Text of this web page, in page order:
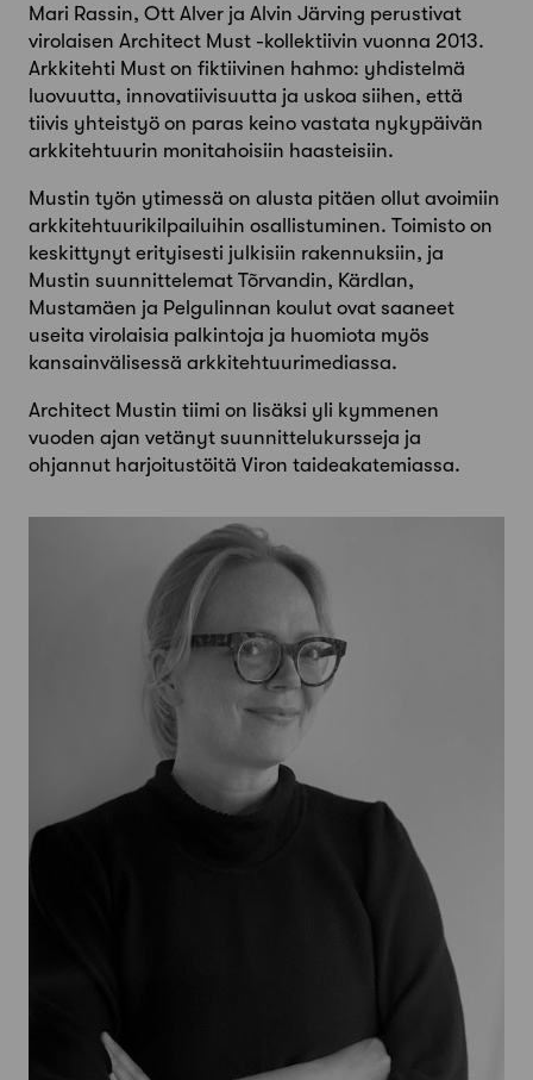
Mari Rassin, Ott Alver ja Alvin Järving perustivat
virolaisen Architect Must -kollektiivin vuonna 2013.
Arkkitehti Must on fiktiivinen hahmo: yhdistelmä
luovuutta, innovatiivisuutta ja uskoa siihen, että
tiivis yhteistyö on paras keino vastata nykypäivän
arkkitehtuurin monitahoisiin haasteisiin.
Mustin työn ytimessä on alusta pitäen ollut avoimiin
arkkitehtuurikilpailuihin osallistuminen. Toimisto on
keskittynyt erityisesti julkisiin rakennuksiin, ja
Mustin suunnittelemat Tõrvandin, Kärdlan,
Mustamäen ja Pelgulinnan koulut ovat saaneet
useita virolaisia palkintoja ja huomiota myös
kansainvälisessä arkkitehtuurimediassa.
Architect Mustin tiimi on lisäksi yli kymmenen
vuoden ajan vetänyt suunnittelukursseja ja
ohjannut harjoitustöitä Viron taideakatemiassa.